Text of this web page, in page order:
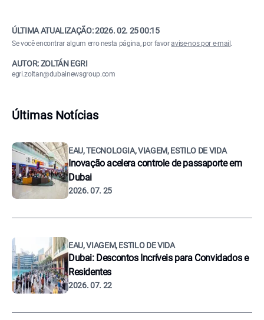
ÚLTIMA ATUALIZAÇÃO:2026. 02. 25 00:15
Se você encontrar algum erro nesta página, por favoravise-nos por e-mail .
AUTOR: ZOLTÁN EGRI
egri.zoltan@dubainewsgroup.com
Últimas Notícias
EAU, TECNOLOGIA, VIAGEM, ESTILO DE VIDA
Inovação acelera controle de passaporte em
Dubai
2026. 07. 25
EAU, VIAGEM, ESTILO DE VIDA
Dubai: Descontos Incríveis para Convidados e
Residentes
2026. 07. 22